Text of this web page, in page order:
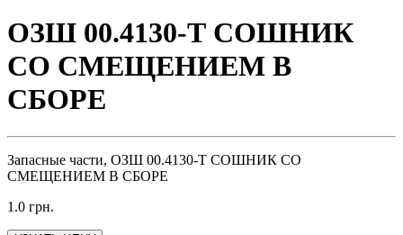
ОЗШ 00.4130-Т СОШНИК
СО СМЕЩЕНИЕМ В
СБОРЕ
Запасные части, ОЗШ 00.4130-Т СОШНИК СО
СМЕЩЕНИЕМ В СБОРЕ
1.0 грн.